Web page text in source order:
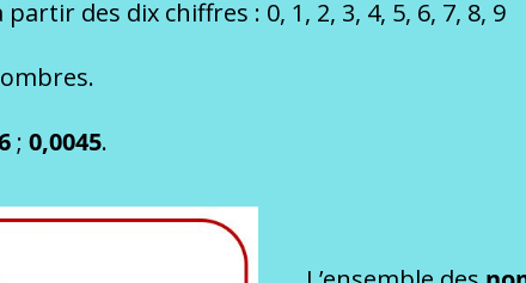
des dix chiffres : 0, 1, 2, 3, 4, 5, 6, 7, 8, 9
;0,0045.